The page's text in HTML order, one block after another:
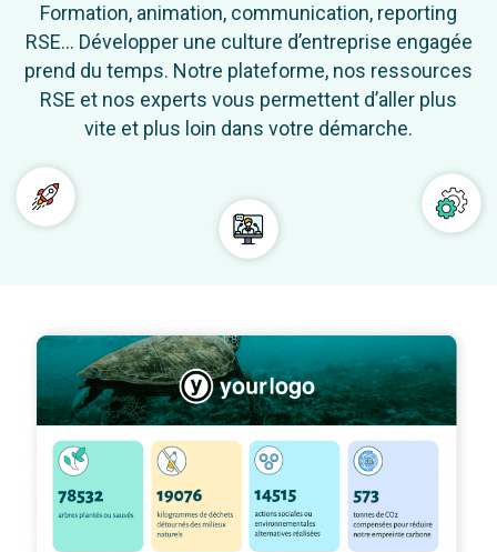
Formation, animation, communication, reporting
RSE… Développer une culture d’entreprise engagée
prend du temps. Notre plateforme, nos ressources
RSE et nos experts vous permettent d’aller plus
vite et plus loin dans votre démarche.